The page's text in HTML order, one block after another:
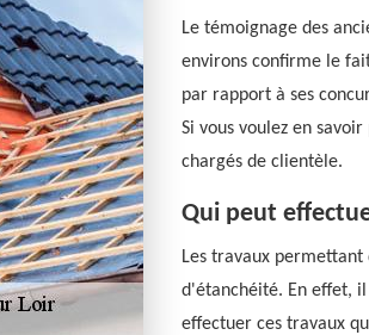
Le témoignage des
environs confirme le
par rapport à ses
Si vous voulez en
chargés de clientèle.
Qui peut
Les travaux permettant
d'étanchéité. En effet,
effectuer ces travaux